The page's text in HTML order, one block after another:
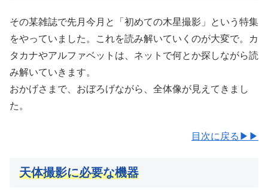
その某雑誌で先月今月と「初めての木星撮影」という特集
をやっていました。これを読み解いていくのが大変で。カ
タカナやアルファベットは、ネットで何とか探しながら読
み解いていきます。
おかげさまで、おぼろげながら、全体像が見えてきまし
た。
目次に戻る▶▶
天体撮影に必要な機器